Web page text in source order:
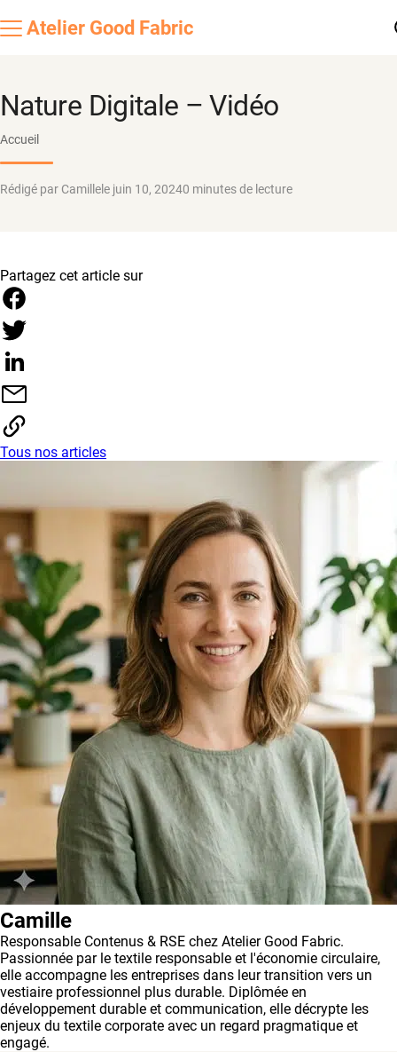
Atelier Good Fabric
Nature Digitale – Vidéo
Accueil
Rédigé par Camillele juin 10, 20240 minutes de lecture
Partagez cet article sur
Tous nos articles
Camille
Responsable Contenus & RSE chez Atelier Good Fabric.
Passionnée par le textile responsable et l'économie circulaire,
elle accompagne les entreprises dans leur transition vers un
vestiaire professionnel plus durable. Diplômée en
développement durable et communication, elle décrypte les
enjeux du textile corporate avec un regard pragmatique et
engagé.